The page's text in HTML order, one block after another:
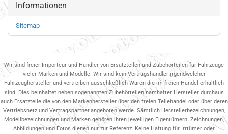
Informationen
Sitemap
Wir sind freier Importeur und Händler von Ersatzteilen und Zubehörteilen für Fahrzeuge
vieler Marken und Modelle. Wir sind kein Vertragshändler irgendwelcher
Fahrzeughersteller und vertreiben ausschließlich Waren die im freien Handel erhältlich
sind. Dies beinhaltet neben sogenannten Zubehörteilen namhafter Hersteller durchaus
auch Ersatzteile die von den Markenhersteller über den freien Teilehandel oder über deren
Vertriebsnetz und Vertragspartner.angeboten werde. Sämtlich Herstellerbezeichnungen,
Modellbezeichnungen und Marken gehören ihren jeweiligen Eigentümern. Zeichnungen,
Abbildungen und Fotos dienen nur zur Referenz. Keine Haftung für Irrtümer oder